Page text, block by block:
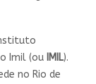
Imil (ou IMIL).
no Rio de